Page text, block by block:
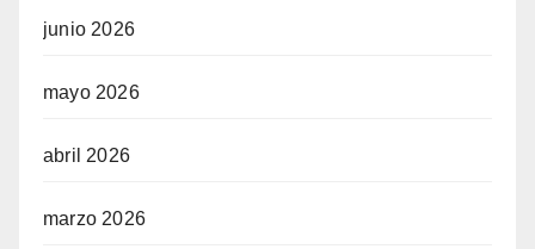
junio 2026
mayo 2026
abril 2026
marzo 2026